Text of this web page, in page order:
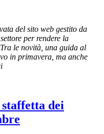
del sito web gestito da
per rendere la
le novità, una guida al
in primavera, ma anche
staffetta dei